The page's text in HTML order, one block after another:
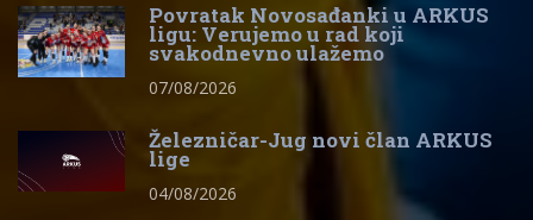
Povratak Novosađanki u ARKUS
ligu: Verujemo u rad koji
svakodnevno ulažemo
07/08/2026
Železničar-Jug novi član ARKUS
lige
04/08/2026